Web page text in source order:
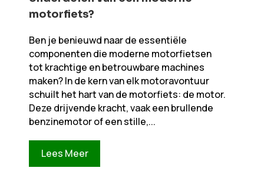
motorfiets?
Ben je benieuwd naar de essentiële
componenten die moderne motorfietsen
tot krachtige en betrouwbare machines
maken? In de kern van elk motoravontuur
schuilt het hart van de motorfiets: de motor.
Deze drijvende kracht, vaak een brullende
benzinemotor of een stille,...
Lees Meer